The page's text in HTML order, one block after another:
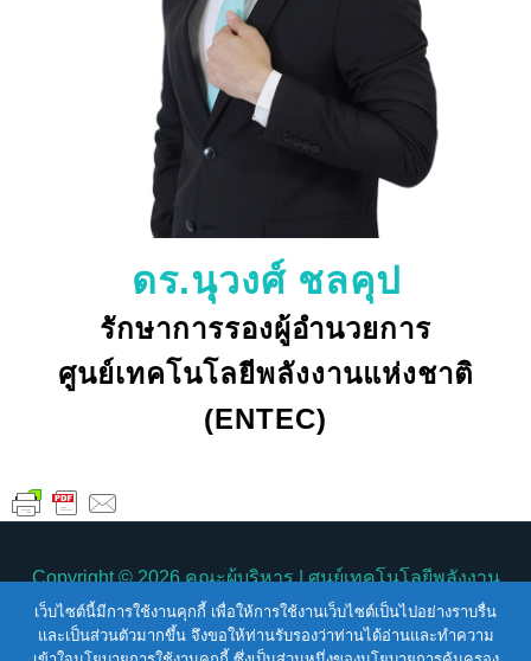
ดร.นุวงศ์ ชลคุป
รักษาการรองผู้อำนวยการ
ศูนย์เทคโนโลยีพลังงานแห่งชาติ
(ENTEC)
Copyright © 2026คณะผู้บริหาร| ศูนย์เทคโนโลยีพลังงาน
แห่งชาติคณะผู้บริหาร
เว็บไซต์นี้มีการใช้งานคุกกี้ เพื่อให้การใช้งานเว็บไซต์เป็นไปอย่างราบรื่น
และเป็นส่วนตัวมากขึ้น จึงขอให้ท่านรับรองว่าท่านได้อ่านและทำความ